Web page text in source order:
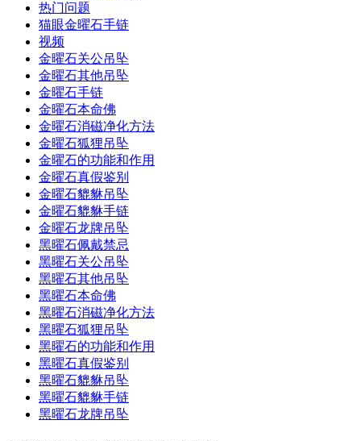
热门问题
猫眼金曜石手链
视频
金曜石关公吊坠
金曜石其他吊坠
金曜石手链
金曜石本命佛
金曜石消磁净化方法
金曜石狐狸吊坠
金曜石的功能和作用
金曜石真假鉴别
金曜石貔貅吊坠
金曜石貔貅手链
金曜石龙牌吊坠
黑曜石佩戴禁忌
黑曜石关公吊坠
黑曜石其他吊坠
黑曜石本命佛
黑曜石消磁净化方法
黑曜石狐狸吊坠
黑曜石的功能和作用
黑曜石真假鉴别
黑曜石貔貅吊坠
黑曜石貔貅手链
黑曜石龙牌吊坠